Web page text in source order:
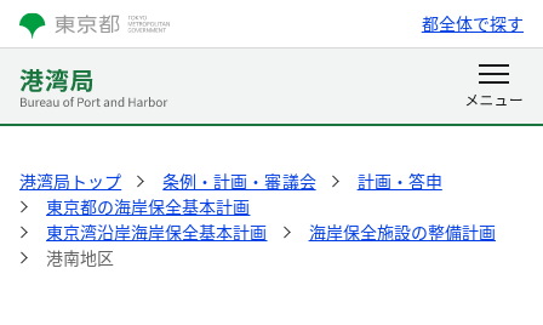
都全体で探す
港湾局トップ 条例・計画・審議会
計画・答申
東京都の海岸保全基本計画
東京湾沿岸海岸保全基本計画
海岸保全施設の整備計画
港南地区